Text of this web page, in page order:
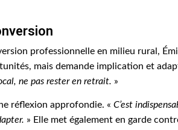
professionnelle en milieu rural,
mais demande implication et
ne pas rester en retrait. »
réflexion approfondie. « C’est
» Elle met également en garde